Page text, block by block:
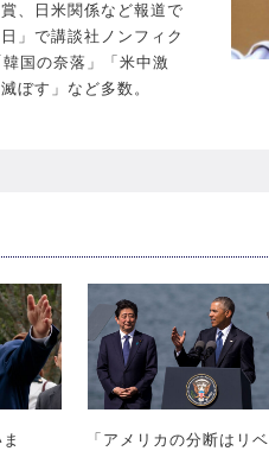
、日米関係など報道で
」で講談社ノンフィク
国の奈落」「米中激
ぼす」など多数。
「アメリカの分断はリベ